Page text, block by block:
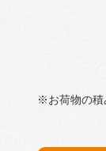
※お荷物の積